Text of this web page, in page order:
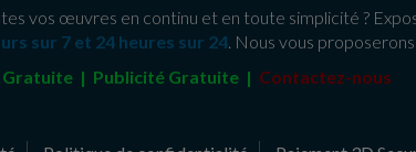
vos œuvres en continu et en toute simplicité ?
sur 7 et 24 heures sur 24. Nous vous
Gratuite | Publicité Gratuite | Contactez-nous